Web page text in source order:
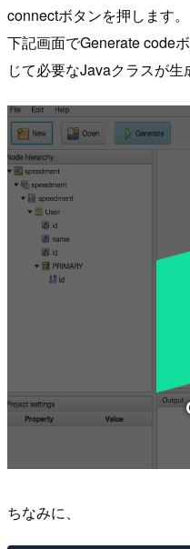
connectボタンを押します。
下記画面でGenerate code
じて必要なJavaクラスが生
ちなみに、